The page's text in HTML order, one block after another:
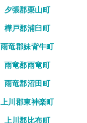
夕張郡栗山町
樺戸郡浦臼町
雨竜郡妹背牛町
雨竜郡雨竜町
雨竜郡沼田町
上川郡東神楽町
上川郡比布町